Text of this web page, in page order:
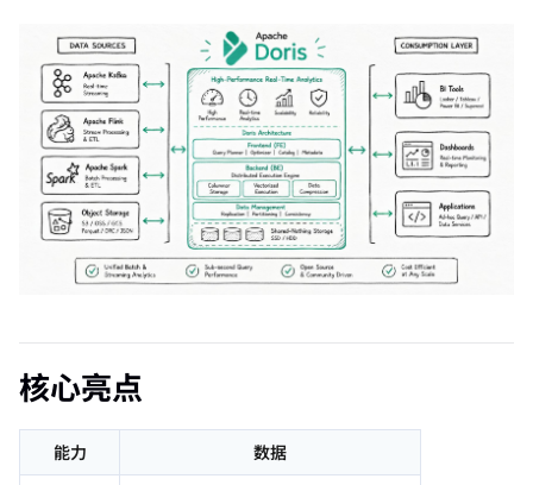
核心亮点
能力
数据